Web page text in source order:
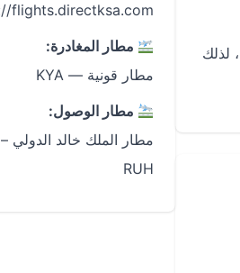
لذلك
flights.directksa.com/
مطار المغادرة:
مطار قونية — KYA
مطار الوصول:
مطار الملك خالد الدولي
RUH